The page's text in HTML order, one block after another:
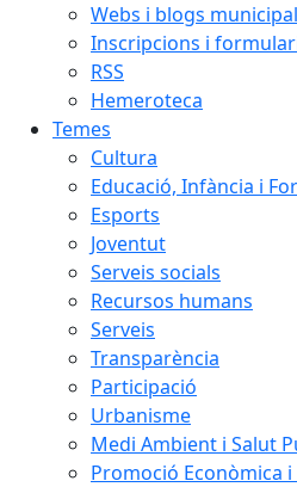
Webs i blogs
Inscripcions i
RSS
Hemeroteca
Temes
Cultura
Educació, Infància i
Esports
Joventut
Serveis socials
Recursos humans
Serveis
Transparència
Participació
Urbanisme
Medi Ambient i Salut
Promoció Econòmica i